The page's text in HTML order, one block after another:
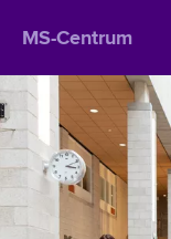
MS-Centrum